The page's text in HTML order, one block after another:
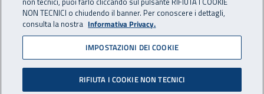
Il contenuto non è stato trovato. Per continuare la
navigazione è possibile ritornare alla
NON TECNICI o chiudendo il banner. Per conoscere i dettagli,
consulta la nostra Informativa Privacy.
IMPOSTAZIONI DEI COOKIE
RIFIUTA I COOKIE NON TECNICI